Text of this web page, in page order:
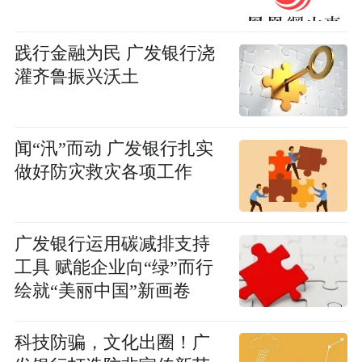
践行金融为民 广发银行浇
灌齐鲁振兴沃土
闻“汛”而动 广发银行扎实
做好防灾救灾各项工作
广发银行运用碳减排支持
工具 赋能企业向“绿”而行
绘就“美丽中国”新画卷
科技防骗，文化出圈！广